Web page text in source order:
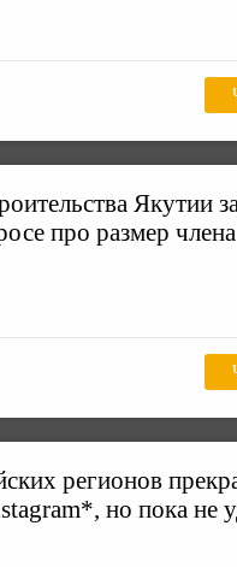
Якутии
про размер члена
регионов
но пока не